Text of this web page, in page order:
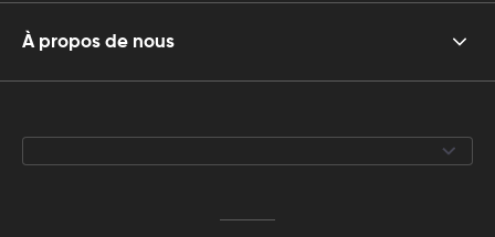
À propos de nous